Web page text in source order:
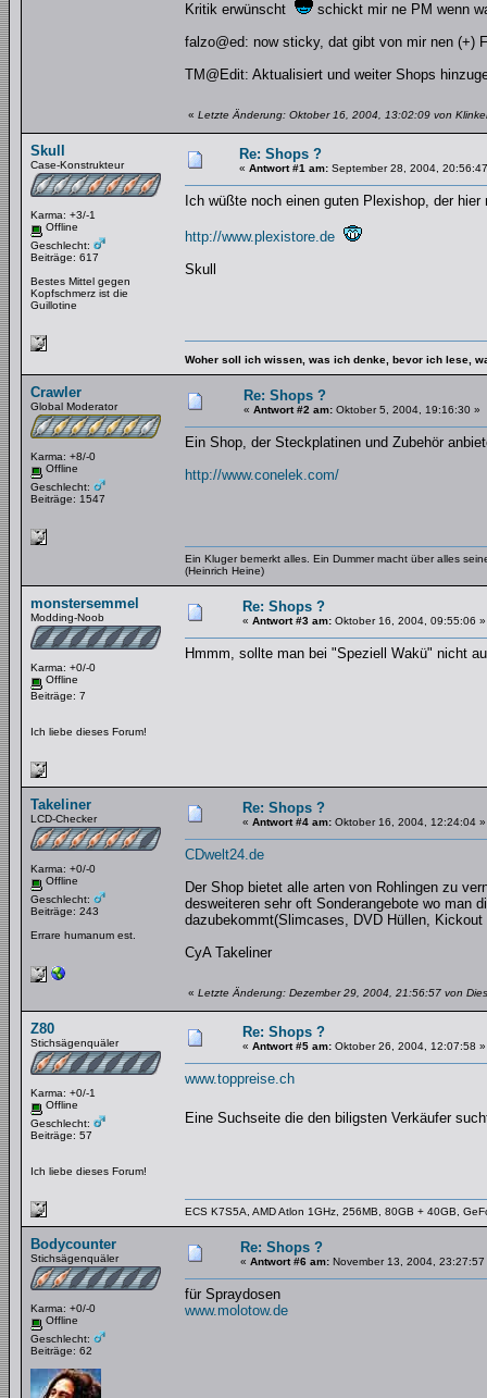
Kritik erwünscht
schickt mir ne PM wenn
falzo@ed: now sticky, dat gibt von mir nen (+)
TM@Edit: Aktualisiert und weiter Shops
« Letzte Änderung: Oktober 16, 2004, 13:02:09 von
Skull
Case-Konstrukteur
Karma: +3/-1
Offline
Geschlecht:
Beiträge: 617
Bestes Mittel gegen
Kopfschmerz ist die
Guillotine
Re: Shops ?
« Antwort #1 am: September 28, 2004,
Ich wüßte noch einen guten Plexishop, der
http://www.plexistore.de
Skull
Woher soll ich wissen, was ich denke, bevor ich lese,
Crawler
Global Moderator
Karma: +8/-0
Offline
Geschlecht:
Beiträge: 1547
Re: Shops ?
« Antwort #2 am: Oktober 5, 2004, 19:16:30 »
Ein Shop, der Steckplatinen und Zubehör
http://www.conelek.com/
Ein Kluger bemerkt alles. Ein Dummer macht über alles
(Heinrich Heine)
monstersemmel
Modding-Noob
Karma: +0/-0
Offline
Beiträge: 7
Ich liebe dieses Forum!
Re: Shops ?
« Antwort #3 am: Oktober 16, 2004, 09:55:06 »
Hmmm, sollte man bei "Speziell Wakü" nicht
Takeliner
LCD-Checker
Karma: +0/-0
Offline
Geschlecht:
Beiträge: 243
Errare humanum est.
Re: Shops ?
« Antwort #4 am: Oktober 16, 2004, 12:24:04 »
CDwelt24.de
Der Shop bietet alle arten von Rohlingen zu
desweiteren sehr oft Sonderangebote wo man
dazubekommt(Slimcases, DVD Hüllen,
CyA Takeliner
« Letzte Änderung: Dezember 29, 2004, 21:56:57 von
Z80
Stichsägenquäler
Karma: +0/-1
Offline
Geschlecht:
Beiträge: 57
Ich liebe dieses Forum!
Re: Shops ?
« Antwort #5 am: Oktober 26, 2004, 12:07:58 »
www.toppreise.ch
Eine Suchseite die den biligsten Verkäufer
ECS K7S5A, AMD Atlon 1GHz, 256MB, 80GB + 40GB,
Bodycounter
Stichsägenquäler
Karma: +0/-0
Offline
Geschlecht:
Beiträge: 62
Re: Shops ?
« Antwort #6 am: November 13, 2004, 23:27:57
für Spraydosen
www.molotow.de